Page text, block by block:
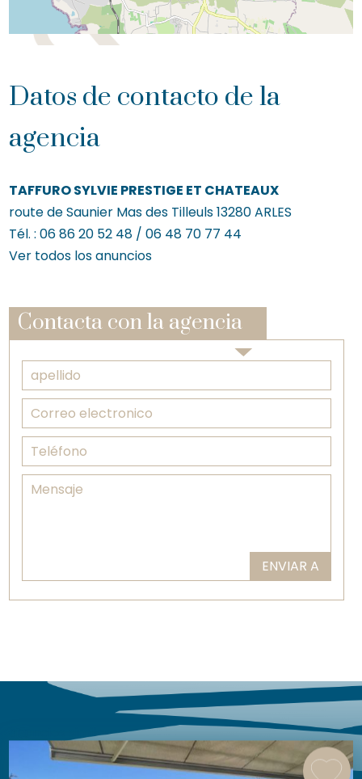
Datos de contacto de la
agencia
TAFFURO SYLVIE PRESTIGE ET CHATEAUX
route de Saunier Mas des Tilleuls13280ARLES
Tél. :06 86 20 52 48 / 06 48 70 77 44
Ver todos los anuncios
Contacta con la agencia
anuncios similares